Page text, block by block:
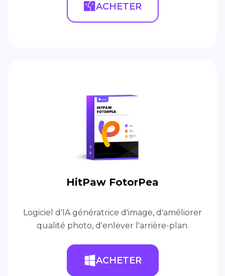
ACHETER
HitPaw FotorPea
Logiciel d'IA génératrice d'image, d'améliorer
qualité photo, d'enlever l'arrière-plan.
ACHETER